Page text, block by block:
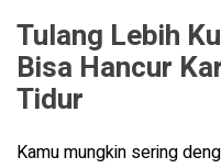
Tulang Lebih
Bisa Hancur
Tidur
Kamu mungkin sering